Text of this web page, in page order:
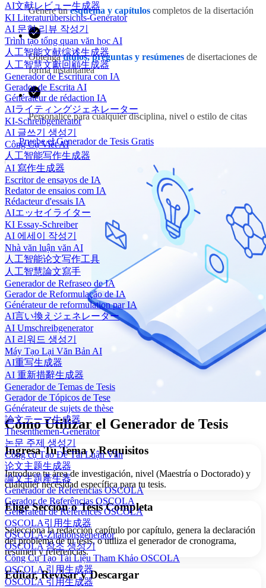
AI文献レビュー生成器
KI Literaturübersichts-Generator
AI 문헌 리뷰 작성기
Trình tạo tổng quan văn học AI
人工智能文献综述生成器
人工智慧文獻回顧生成器
Generador de Escritura con IA
Gerador de Escrita AI
Générateur de rédaction IA
AIライティングジェネレーター
KI-Schreibgenerator
AI 글쓰기 생성기
Công Cụ Viết AI
人工智能写作生成器
AI 寫作生成器
Escritor de ensayos de IA
Redator de ensaios com IA
Rédacteur d'essais IA
AIエッセイライター
KI Essay-Schreiber
AI 에세이 작성기
Nhà văn luận văn AI
人工智能论文写作工具
人工智慧論文寫手
Generador de Refraseo de IA
Gerador de Reformulação de IA
Générateur de reformulation par IA
AI言い換えジェネレーター
AI Umschreibgenerator
AI 리워드 생성기
Máy Tạo Lại Văn Bản AI
AI重写生成器
AI 重新措辭生成器
Generador de Temas de Tesis
Gerador de Tópicos de Tese
Générateur de sujets de thèse
論文テーマ生成器
Thesenthemen-Generator
논문 주제 생성기
Công cụ Tạo Đề Tài Luận Văn
论文主题生成器
論文主題產生器
Generador de Referencias OSCOLA
Gerador de Referências OSCOLA
Générateur de Références OSCOLA
OSCOLA引用生成器
OSCOLA-Zitationsgenerator
OSCOLA 참조 생성기
Công Cụ Tạo Tài Liệu Tham Khảo OSCOLA
OSCOLA 引用生成器
OSCOLA 引用生成器
Genere unesquema y capítulos completos de la disertación
Obtengatítulos, preguntas y resúmenes de disertaciones de
forma instantánea
Personalice para cualquier disciplina, nivel o estilo de citas
Pruebe el Generador de Tesis Gratis
Cómo Utilizar el Generador de Tesis
Ingresa Tu Tema y Requisitos
Introduce tu área de investigación, nivel (Maestría o Doctorado) y
cualquier necesidad específica para tu tesis.
Elige Sección o Tesis Completa
Selecciona la redacción capítulo por capítulo, genera la declaración
del problema de tu tesis, o utiliza el generador de cronograma,
resumen y referencias.
Editar, Revisar y Descargar